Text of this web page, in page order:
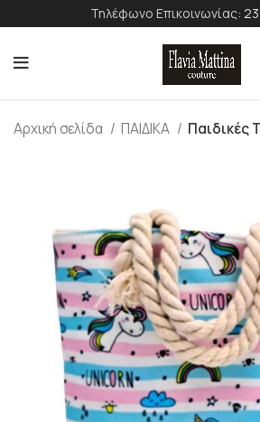
Τηλέφωνο Επικοινωνίας:
Αρχική σελίδα ΠΑΙΔΙΚΑ Παιδικές